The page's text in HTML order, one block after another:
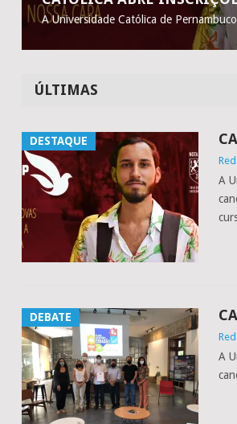
A Universidade Católica de
ÚLTIMAS
DESTAQUE
A
DEBATE
A